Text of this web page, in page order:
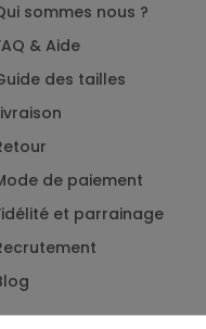
sommes nous ?
& Aide
des tailles
de paiement
et parrainage